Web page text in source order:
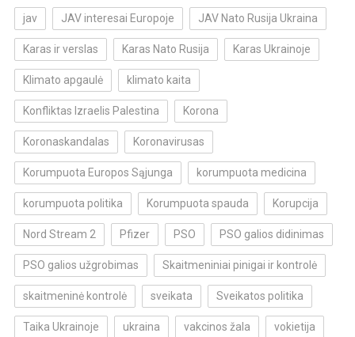
jav JAV interesai Europoje JAV Nato Rusija Ukraina
Karas ir verslas Karas Nato Rusija Karas Ukrainoje
Klimato apgaulė klimato kaita
Konfliktas Izraelis Palestina Korona
Koronaskandalas Koronavirusas
Korumpuota Europos Sąjunga korumpuota medicina
korumpuota politika Korumpuota spauda Korupcija
Nord Stream 2 Pfizer PSO PSO galios didinimas
PSO galios užgrobimas Skaitmeniniai pinigai ir kontrolė
skaitmeninė kontrolė sveikata Sveikatos politika
Taika Ukrainoje ukraina vakcinos žala vokietija